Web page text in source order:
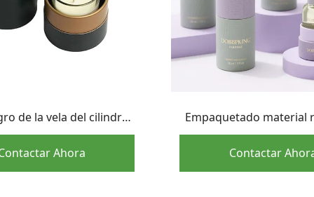
de la vela del cilindro
la caja de cartón
para el empaquetado
de la vela
Ahora
Empaquetado material
tamaño pequeño al por
tubo de papel de la
aceite
Contactar